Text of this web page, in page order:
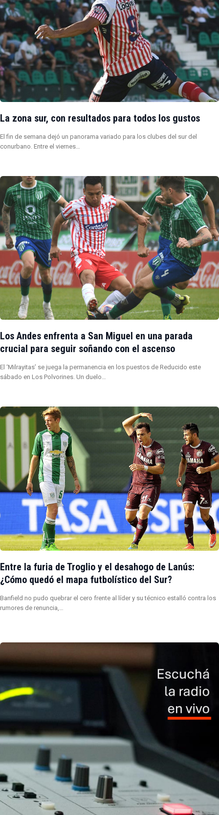
La zona sur, con resultados para todos los gustos
El fin de semana dejó un panorama variado para los clubes del sur del
conurbano. Entre el viernes…
Los Andes enfrenta a San Miguel en una parada
crucial para seguir soñando con el ascenso
El ‘Milrayitas’ se juega la permanencia en los puestos de Reducido este
sábado en Los Polvorines. Un duelo…
Entre la furia de Troglio y el desahogo de Lanús:
¿Cómo quedó el mapa futbolístico del Sur?
Banfield no pudo quebrar el cero frente al líder y su técnico estalló contra los
rumores de renuncia,…